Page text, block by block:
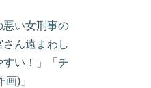
悪い女刑事の
ん遠まわし
い！」「チ
)」